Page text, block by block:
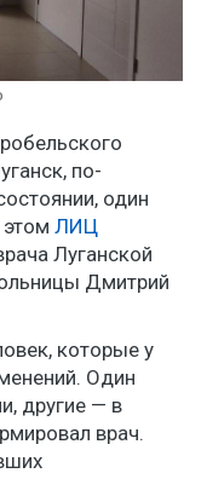
по-
один
ЛИЦ
Луганской
Дмитрий
которые у
Один
другие — в
врач.